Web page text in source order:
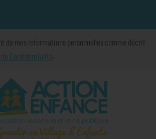
de mes informations personnelles comme décrit
Confidentialité.